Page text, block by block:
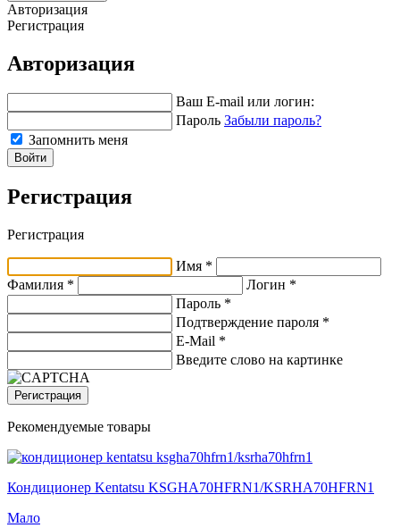
Авторизация
Регистрация
Авторизация
Ваш E-mail или логин:
Пароль Забыли пароль?
Запомнить меня
Войти
Регистрация
Регистрация
Имя *
Фамилия *
Логин *
Пароль *
Подтверждение пароля *
E-Mail *
Введите слово на картинке
Регистрация
Рекомендуемые товары
Кондиционер Kentatsu KSGHA70HFRN1/KSRHA70HFRN1
Мало